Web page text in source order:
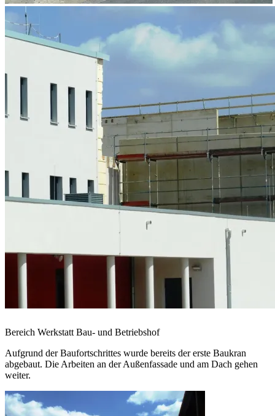
Bereich Werkstatt Bau- und Betriebshof
Aufgrund der Baufortschrittes wurde bereits der erste Baukran
abgebaut. Die Arbeiten an der Außenfassade und am Dach gehen
weiter.